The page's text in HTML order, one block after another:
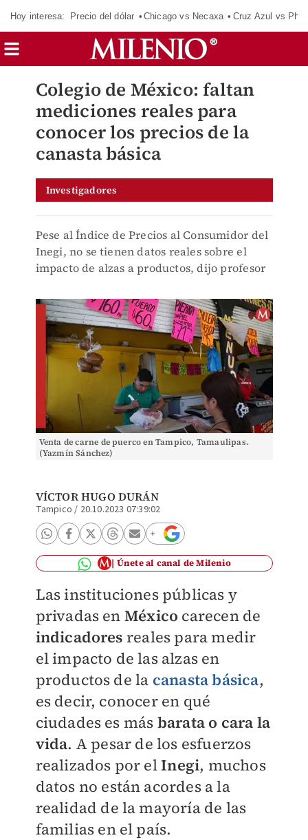
Hoy interesa: Precio del dólar Chicago vs Necaxa Cruz Azul vs
Colegio de México: faltan
mediciones reales para
conocer los precios de la
canasta básica
Investigadores
Pese al Índice de Precios al Consumidor del
Inegi, no se tienen datos reales sobre el
impacto de alzas a productos, dijo profesor
Venta de carne de puerco en Tampico, Tamaulipas.
(Yazmín Sánchez)
VÍCTOR HUGO DURÁN
Tampico / 20.10.2023 07:39:02
Únete al canal de Milenio
Las instituciones públicas y
privadas en México carecen de
indicadores reales para medir
el impacto de las alzas en
productos de la canasta básica,
es decir, conocer en qué
ciudades es más barata o cara la
vida. A pesar de los esfuerzos
realizados por elInegi, muchos
datos no están acordes a la
realidad de la mayoría de las
familias en el país.